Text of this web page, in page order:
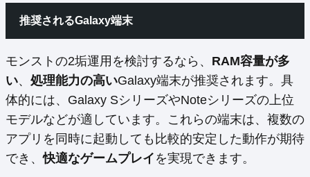
推奨されるGalaxy端末
モンストの2垢運用を検討するなら、 RAM容量が多
い、 処理能力の高いGalaxy端末が推奨されます。具
体的には、Galaxy SシリーズやNoteシリーズの上位
モデルなどが適しています。これらの端末は、複数の
アプリを同時に起動しても比較的安定した動作が期待
でき、快適なゲームプレイ を実現できます。